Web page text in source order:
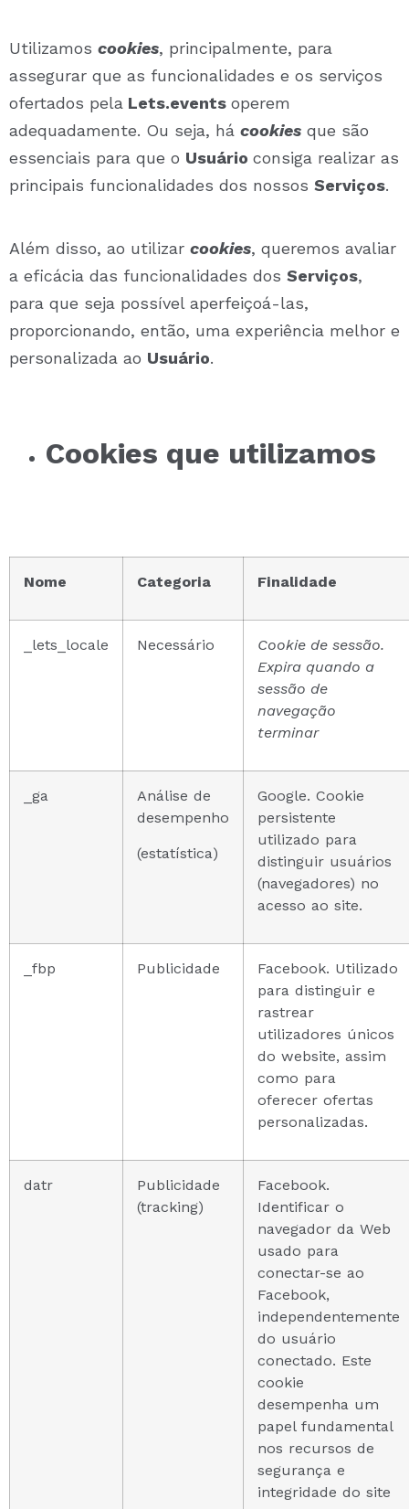
Utilizamos cookies, principalmente, para
assegurar que as funcionalidades e os serviços
ofertados pela Lets.events operem
adequadamente. Ou seja, há cookies que são
essenciais para que o Usuário consiga realizar as
principais funcionalidades dos nossos Serviços.
Além disso, ao utilizar cookies, queremos avaliar
a eficácia das funcionalidades dos Serviços,
para que seja possível aperfeiçoá-las,
proporcionando, então, uma experiência melhor e
personalizada ao Usuário.
Cookies que utilizamos
Nome Categoria Finalidade
_lets_locale Necessário
Cookie de sessão.
Expira quando a
sessão de
navegação
terminar
_ga
Análise de
desempenho
(estatística)
Google. Cookie
persistente
utilizado para
distinguir usuários
(navegadores) no
acesso ao site.
_fbp Publicidade
Facebook. Utilizado
para distinguir e
rastrear
utilizadores únicos
do website, assim
como para
oferecer ofertas
personalizadas.
datr
Publicidade
(tracking)
Facebook.
Identificar o
navegador da Web
usado para
conectar-se ao
Facebook,
independentemente
do usuário
conectado. Este
cookie
desempenha um
papel fundamental
nos recursos de
segurança e
integridade do site